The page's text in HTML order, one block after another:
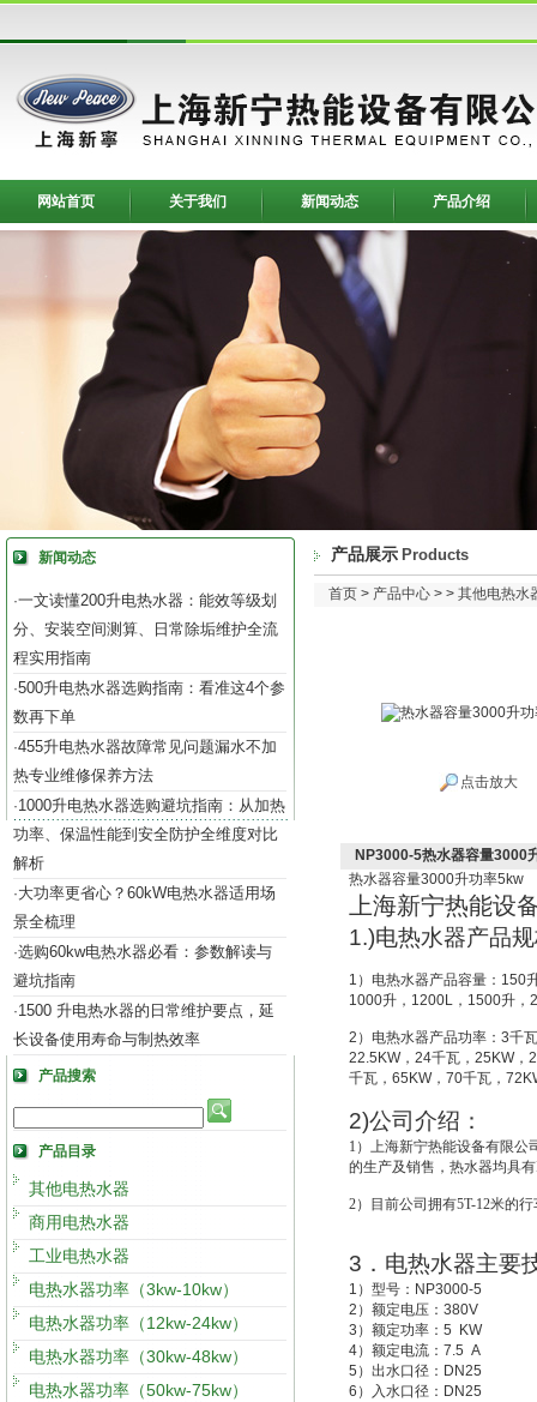
网站首页 关于我们 新闻动态 产品介绍
新闻动态
·一文读懂200升电热水器：能效等级划
分、安装空间测算、日常除垢维护全流
程实用指南
·500升电热水器选购指南：看准这4个参
数再下单
·455升电热水器故障常见问题漏水不加
热专业维修保养方法
·1000升电热水器选购避坑指南：从加热
功率、保温性能到安全防护全维度对比
解析
·大功率更省心？60kW电热水器适用场
景全梳理
·选购60kw电热水器必看：参数解读与
避坑指南
·1500 升电热水器的日常维护要点，延
长设备使用寿命与制热效率
产品搜索
产品目录
其他电热水器
商用电热水器
工业电热水器
电热水器功率（3kw-10kw）
电热水器功率（12kw-24kw）
电热水器功率（30kw-48kw）
电热水器功率（50kw-75kw）
产品展示 Products
首页 > 产品中心 > > 其他电热水
点击放大
NP3000-5热水器容量3000
热水器容量3000升功率5kw
上海新宁热能设
1.)电热水器产品
1 ）电热水器产品容量： 150
1000升 ， 1200L ， 1500升 ，
2 ）电热水器产品功率： 3千
22.5KW， 24千瓦， 25KW，
千瓦， 65KW， 70千瓦，
2)公司介绍：
1 ）上海新宁热能设备有限公
的生产及销售，热水器均具
2）目前公司拥有5T-12米的
3 ．电热水器主要
1 ）型号： NP3000-5
2 ）额定电压： 380V
3 ）额定功率： 5 KW
4）额定电流： 7.5 A
5 ）出水口径： DN25
6 ）入水口径： DN25